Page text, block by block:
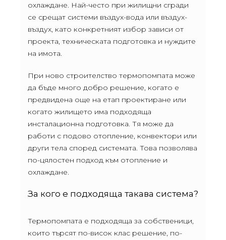
охлаждане. Най-често при жилищни сгради
се срещат системи въздух-вода или въздух-
въздух, като конкретният избор зависи от
проекта, техническата подготовка и нуждите
на имота.
При ново строителство термопомпата може
да бъде много добро решение, когато е
предвидена още на етап проектиране или
когато жилището има подходяща
инсталационна подготовка. Тя може да
работи с подово отопление, конвектори или
други тела според системата. Това позволява
по-цялостен подход към отопление и
охлаждане.
За кого е подходяща такава система?
Термопомпата е подходяща за собственици,
които търсят по-висок клас решение, по-